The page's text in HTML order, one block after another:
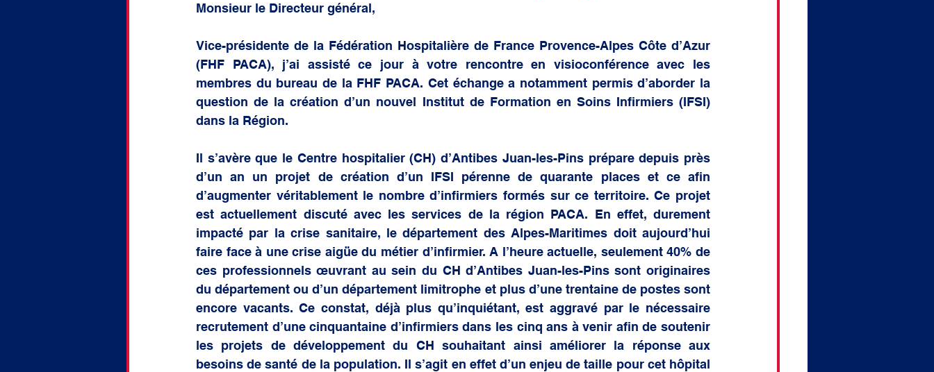
Monsieur le Directeur général,
Vice-présidente de la Fédération Hospitalière de France Provence-Alpes Côte d’Azur
(FHF PACA), j’ai assisté ce jour à votre rencontre en visioconférence avec les
membres du bureau de la FHF PACA. Cet échange a notamment permis d’aborder la
question de la création d’un nouvel Institut de Formation en Soins Infirmiers (IFSI)
dans la Région.
Il s’avère que le Centre hospitalier (CH) d’Antibes Juan-les-Pins prépare depuis près
d’un an un projet de création d’un IFSI pérenne de quarante places et ce afin
d’augmenter véritablement le nombre d’infirmiers formés sur ce territoire. Ce projet
est actuellement discuté avec les services de la région PACA. En effet, durement
impacté par la crise sanitaire, le département des Alpes-Maritimes doit aujourd’hui
faire face à une crise aigüe du métier d’infirmier. A l’heure actuelle, seulement 40% de
ces professionnels œuvrant au sein du CH d’Antibes Juan-les-Pins sont originaires
du département ou d’un département limitrophe et plus d’une trentaine de postes sont
encore vacants. Ce constat, déjà plus qu’inquiétant, est aggravé par le nécessaire
recrutement d’une cinquantaine d’infirmiers dans les cinq ans à venir afin de soutenir
les projets de développement du CH souhaitant ainsi améliorer la réponse aux
besoins de santé de la population. Il s’agit en effet d’un enjeu de taille pour cet hôpital